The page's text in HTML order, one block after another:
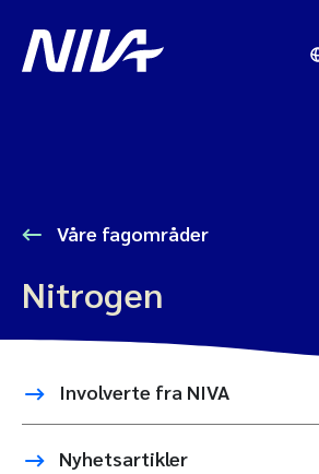
Våre fagområder
Nitrogen
Involverte fra NIVA
Nyhetsartikler